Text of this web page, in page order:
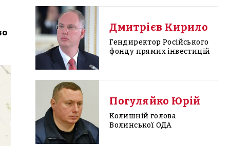
Дмитрієв Кирило
Гендиректор Російського
фонду прямих інвестицій
Погуляйко Юрій
Колишній голова
Волинської ОДА